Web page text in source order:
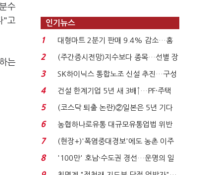
수
"고
는
인기뉴스
1
대형마트 2분기 판매 9.4% 감소…홈
플러스 사태 여파...
2
(주간증시전망)지수보다 종목…선별 장
세 이어진다...
3
SK하이닉스 통합노조 신설 추진…구성
원 간 성과급 불...
4
건설 한계기업 5년 새 3배↑…PF·주택
침체에 재무 ...
5
(코스닥 퇴출 논란)②일본은 5년 기다
려주는데 우리는 ...
6
농협하나로유통 대규모유통업법 위반
적발…공정위, 과...
7
(현장+)'폭염중대경보'에도 농촌 이주
노동자는 강행군…'야...
8
'100만' 호남·수도권 경선…운명의 일
주일